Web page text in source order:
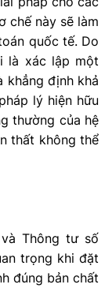
chế này sẽ làm
quốc tế. Do
là xác lập một
khẳng định khả
lý hiện hữu
thường của hệ
thất không thể
Thông tư số
trọng khi đặt
đúng bản chất